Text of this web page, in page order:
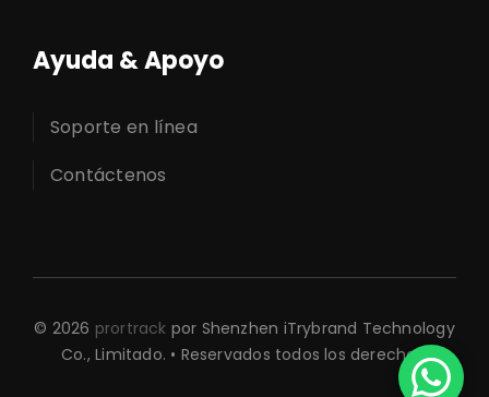
Ayuda & Apoyo
Soporte en línea
Contáctenos
© 2026 prortrack por Shenzhen iTrybrand Technology
Co., Limitado. • Reservados todos los derechos.